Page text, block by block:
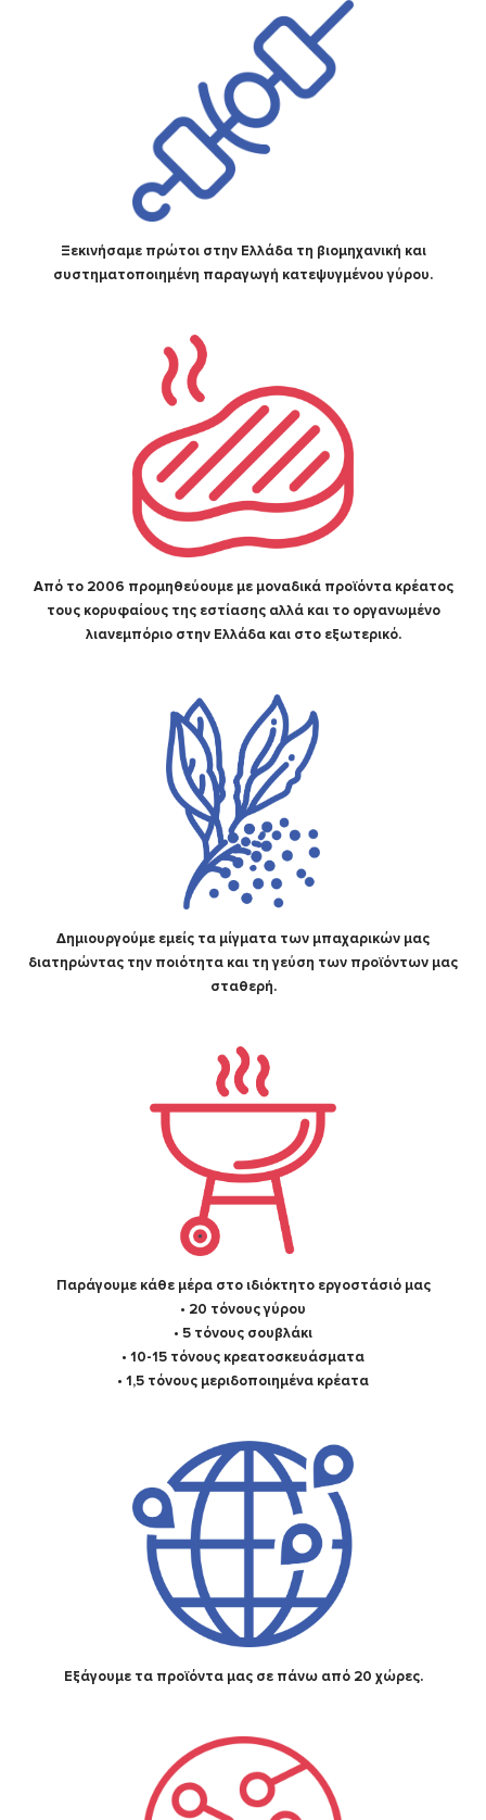
Ξεκινήσαμε πρώτοι στην Ελλάδα τη βιομηχανική και
συστηματοποιημένη παραγωγή κατεψυγμένου γύρου.
Από το 2006 προμηθεύουμε με μοναδικά προϊόντα κρέατος
τους κορυφαίους της εστίασης αλλά και το οργανωμένο
λιανεμπόριο στην Ελλάδα και στο εξωτερικό.
Δημιουργούμε εμείς τα μίγματα των μπαχαρικών μας
διατηρώντας την ποιότητα και τη γεύση των προϊόντων μας
σταθερή.
Παράγουμε κάθε μέρα στο ιδιόκτητο εργοστάσιό μας
• 20 τόνους γύρου
• 5 τόνους σουβλάκι
• 10-15 τόνους κρεατοσκευάσματα
• 1,5 τόνους μεριδοποιημένα κρέατα
Εξάγουμε τα προϊόντα μας σε πάνω από 20 χώρες.